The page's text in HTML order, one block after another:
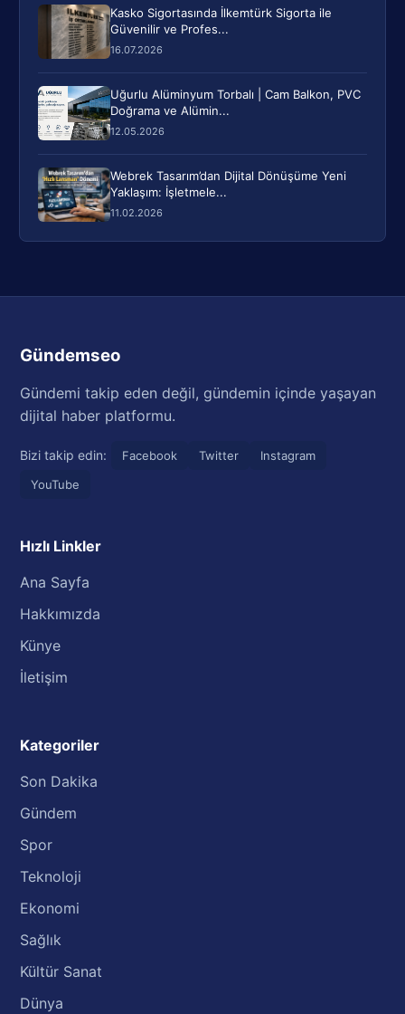
Kasko Sigortasında İlkemtürk Sigorta ile
Güvenilir ve Profes...
16.07.2026
Uğurlu Alüminyum Torbalı | Cam Balkon, PVC
Doğrama ve Alümin...
12.05.2026
Webrek Tasarım’dan Dijital Dönüşüme Yeni
Yaklaşım: İşletmele...
11.02.2026
Gündemseo
Gündemi takip eden değil, gündemin içinde yaşayan
dijital haber platformu.
Bizi takip edin: Facebook Twitter
Instagram
YouTube
Hızlı Linkler
Ana Sayfa
Hakkımızda
Künye
İletişim
Kategoriler
Son Dakika
Gündem
Spor
Teknoloji
Ekonomi
Sağlık
Kültür Sanat
Dünya